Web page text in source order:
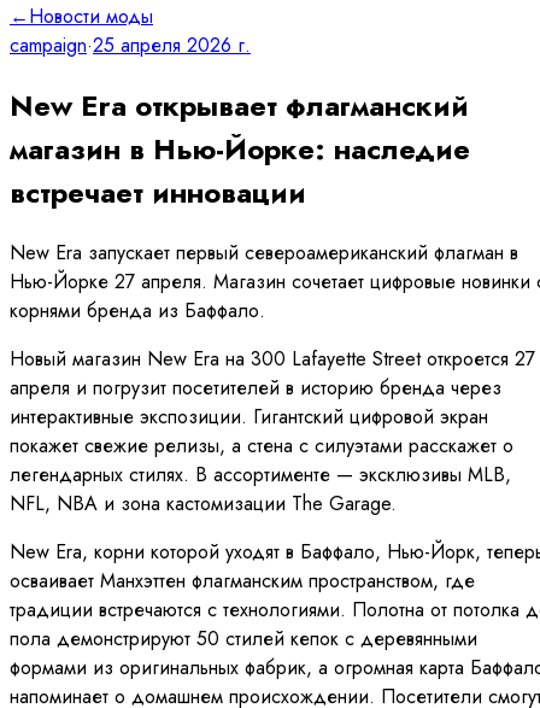
←Новости моды
campaign·25 апреля 2026 г.
New Era открывает флагманский
магазин в Нью-Йорке: наследие
встречает инновации
New Era запускает первый североамериканский флагман в
Нью-Йорке 27 апреля. Магазин сочетает цифровые новинки
корнями бренда из Баффало.
Новый магазин New Era на 300 Lafayette Street откроется 27
апреля и погрузит посетителей в историю бренда через
интерактивные экспозиции. Гигантский цифровой экран
покажет свежие релизы, а стена с силуэтами расскажет о
легендарных стилях. В ассортименте — эксклюзивы MLB,
NFL, NBA и зона кастомизации The Garage.
New Era, корни которой уходят в Баффало, Нью-Йорк,
осваивает Манхэттен флагманским пространством, где
традиции встречаются с технологиями. Полотна от потолка
пола демонстрируют 50 стилей кепок с деревянными
формами из оригинальных фабрик, а огромная карта
напоминает о домашнем происхождении. Посетители